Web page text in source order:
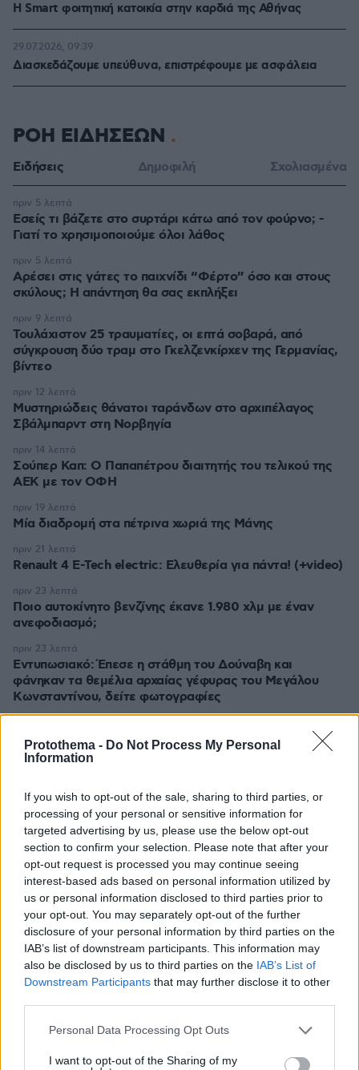
Protothema - Do Not Process My Personal
Information
If you wish to opt-out of the sale, sharing to third parties, or
processing of your personal or sensitive information for
targeted advertising by us, please use the below opt-out
section to confirm your selection. Please note that after your
opt-out request is processed you may continue seeing
interest-based ads based on personal information utilized by
us or personal information disclosed to third parties prior to
your opt-out. You may separately opt-out of the further
disclosure of your personal information by third parties on the
IAB’s list of downstream participants. This information may
also be disclosed by us to third parties on the IAB’s List of
Downstream Participants that may further disclose it to other
Please note that this website/app uses one or more Google
not limited to your visit or usage behaviour. You may click to
Personal Data Processing Opt Outs
I want to opt-out of the Sharing of my
Η Smart φοιτητική κατοικία στην καρδιά της Αθήνας
Διασκεδάζουμε υπεύθυνα, επιστρέφουμε με ασφάλεια
29.07.2026, 09:39
ΡΟΗ ΕΙΔΗΣΕΩΝ
Ειδήσεις Δημοφιλή Σχολιασμένα
Εσείς τι βάζετε στο συρτάρι κάτω από τον φούρνο; -
Γιατί το χρησιμοποιούμε όλοι λάθος
πριν 5 λεπτά
Αρέσει στις γάτες το παιχνίδι “Φέρτο” όσο και στους
σκύλους; Η απάντηση θα σας εκπλήξει
πριν 5 λεπτά
Τουλάχιστον 25 τραυματίες, οι επτά σοβαρά, από
σύγκρουση δύο τραμ στο Γκελζενκίρχεν της Γερμανίας,
βίντεο
πριν 9 λεπτά
Μυστηριώδεις θάνατοι ταράνδων στο αρχιπέλαγος
Σβάλμπαρντ στη Νορβηγία
πριν 12 λεπτά
Σούπερ Καπ: Ο Παπαπέτρου διαιτητής του τελικού της
ΑΕΚ με τον ΟΦΗ
πριν 14 λεπτά
Μία διαδρομή στα πέτρινα χωριά της Μάνης
πριν 19 λεπτά
Renault 4 E-Tech electric: Ελευθερία για πάντα! (+video)
πριν 21 λεπτά
Ποιο αυτοκίνητο βενζίνης έκανε 1.980 χλμ με έναν
ανεφοδιασμό;
πριν 23 λεπτά
Εντυπωσιακό: Έπεσε η στάθμη του Δούναβη και
φάνηκαν τα θεμέλια αρχαίας γέφυρας του Μεγάλου
Κωνσταντίνου, δείτε φωτογραφίες
πριν 23 λεπτά
Χωρίς ενεργό μέτωπο η φωτιά στην Aγία Μαρίνα
Ηλείας, δείτε φωτογραφίες
ΔΕΙΤΕ ΟΛΕΣ ΤΙΣ ΕΙΔΗΣΕΙΣ
ΤΑ ΠΙΟ ΔΗΜΟΦΙΛΗ